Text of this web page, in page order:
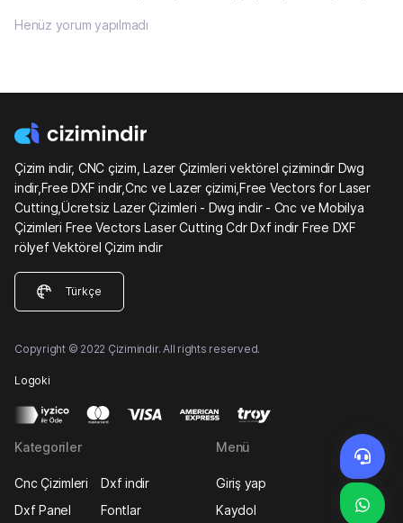
Henüz yorum yapılmadı
Çizim indir, CNC çizim, Lazer Çizimleri vektörel çizimindir Dwg
indir,Free DXF indir,Cnc ve Lazer çizimi,Free Vectors for Laser
Cutting,Ücretsiz Lazer Çizimleri - Dwg indir - Cnc ve Mobilya
Çizimleri Free Vectors Laser Cutting Cdr Dxf indir Free DXF
rölyef Vektörel Çizim indir
Türkçe
Copyright © 2022 Çizimindir. All rights reserved.
Logoki
Kategoriler
Cnc Çizimleri
Dxf indir
Dxf Panel
Fontlar
Menü
Giriş yap
Kaydol